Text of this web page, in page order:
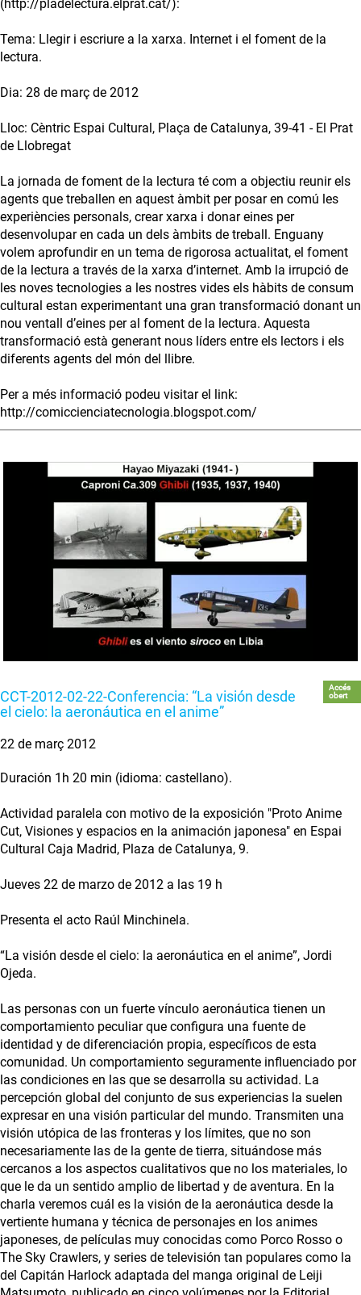
(http://pladelectura.elprat.cat/):
Tema: Llegir i escriure a la xarxa. Internet i el foment de la
lectura.
Dia: 28 de març de 2012
Lloc: Cèntric Espai Cultural, Plaça de Catalunya, 39-41 - El Prat
de Llobregat
La jornada de foment de la lectura té com a objectiu reunir els
agents que treballen en aquest àmbit per posar en comú les
experiències personals, crear xarxa i donar eines per
desenvolupar en cada un dels àmbits de treball. Enguany
volem aprofundir en un tema de rigorosa actualitat, el foment
de la lectura a través de la xarxa d’internet. Amb la irrupció de
les noves tecnologies a les nostres vides els hàbits de consum
cultural estan experimentant una gran transformació donant un
nou ventall d’eines per al foment de la lectura. Aquesta
transformació està generant nous líders entre els lectors i els
diferents agents del món del llibre.
Per a més informació podeu visitar el link:
http://comiccienciatecnologia.blogspot.com/
CCT-2012-02-22-Conferencia: “La visión desde
el cielo: la aeronáutica en el anime”
Accés
obert
22 de març 2012
Duración 1h 20 min (idioma: castellano).
Actividad paralela con motivo de la exposición "Proto Anime
Cut, Visiones y espacios en la animación japonesa" en Espai
Cultural Caja Madrid, Plaza de Catalunya, 9.
Jueves 22 de marzo de 2012 a las 19 h
Presenta el acto Raúl Minchinela.
“La visión desde el cielo: la aeronáutica en el anime”, Jordi
Ojeda.
Las personas con un fuerte vínculo aeronáutica tienen un
comportamiento peculiar que configura una fuente de
identidad y de diferenciación propia, específicos de esta
comunidad. Un comportamiento seguramente influenciado por
las condiciones en las que se desarrolla su actividad. La
percepción global del conjunto de sus experiencias la suelen
expresar en una visión particular del mundo. Transmiten una
visión utópica de las fronteras y los límites, que no son
necesariamente las de la gente de tierra, situándose más
cercanos a los aspectos cualitativos que no los materiales, lo
que le da un sentido amplio de libertad y de aventura. En la
charla veremos cuál es la visión de la aeronáutica desde la
vertiente humana y técnica de personajes en los animes
japoneses, de películas muy conocidas como Porco Rosso o
The Sky Crawlers, y series de televisión tan populares como la
del Capitán Harlock adaptada del manga original de Leiji